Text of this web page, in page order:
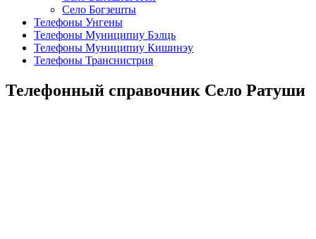
Село Богзешты
Телефоны Унгены
Телефоны Муниципиу Бэлць
Телефоны Муниципиу Кишинэу
Телефоны Транснистрия
Телефонный справочник Село Ратуши